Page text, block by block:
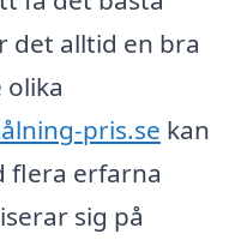
det alltid en bra
pris.se kan
flera erfarna
sig på